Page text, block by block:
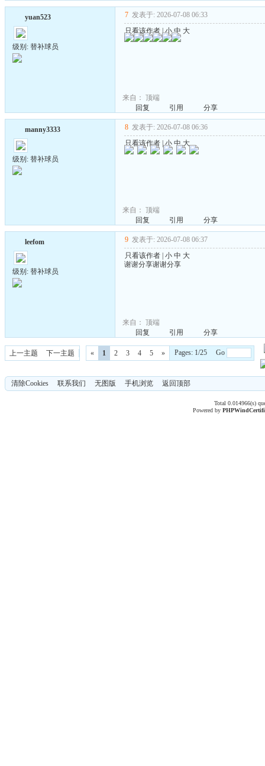
yuan523
级别: 替补球员
7 发表于: 2026-07-08 06:33
只看该作者 |小 中 大
来自： 顶端
回复
引用 分享
manny3333
级别: 替补球员
8 发表于: 2026-07-08 06:36
只看该作者 |小 中 大
来自： 顶端
回复
引用 分享
leefom
级别: 替补球员
9 发表于: 2026-07-08 06:37
只看该作者 小 中 大
谢谢分享谢谢分享
来自： 顶端
回复
引用 分享
上一主题 下一主题 « 1 2 3 4 5 » Pages: 1/25 Go
清除Cookies 联系我们 无图版 手机浏览 返回顶部
Total 0.014966(s)
Powered byPHPWind